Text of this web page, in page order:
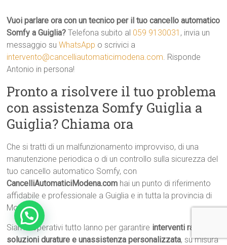
Vuoi parlare ora con un tecnico per il tuo cancello automatico
Somfy a Guiglia? Telefona subito al 059 9130031 , invia un
messaggio suWhatsApp o scrivici a
intervento@cancelliautomaticimodena.com. Risponde
Antonio in persona!
Pronto a risolvere il tuo problema
con assistenza Somfy Guiglia a
Guiglia? Chiama ora
Che si tratti di un malfunzionamento improvviso, di una
manutenzione periodica o di un controllo sulla sicurezza del
tuo cancello automatico Somfy, con
CancelliAutomaticiModena.com hai un punto di riferimento
affidabile e professionale a Guiglia e in tutta la provincia di
Modena.
Siamo operativi tutto lanno per garantire interventi rapidi,
soluzioni durature e unassistenza personalizzata, su misura